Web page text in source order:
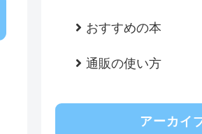
おすすめの本
通販の使い方
アーカイ